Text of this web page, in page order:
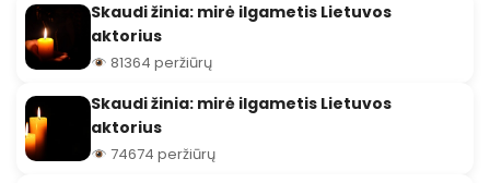
Skaudi žinia: mirė ilgametis Lietuvos
aktorius
81364 peržiūrų
Skaudi žinia: mirė ilgametis Lietuvos
aktorius
74674 peržiūrų